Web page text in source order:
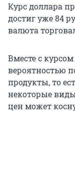
Курс доллара
достиг уже 84
валюта
Вместе с
вероятностью
продукты, то
некоторые
цен может